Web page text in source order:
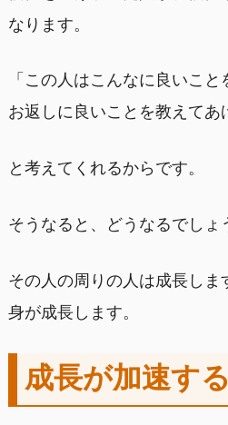
なります。
「この人はこんなに良いこと
お返しに良いことを教えてあ
と考えてくれるからです。
そうなると、どうなるでしょ
その人の周りの人は成長しま
身が成長します。
成長が加速する